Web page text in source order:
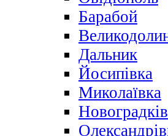
Барабой
Дальник
Йосипівка
Миколаївка